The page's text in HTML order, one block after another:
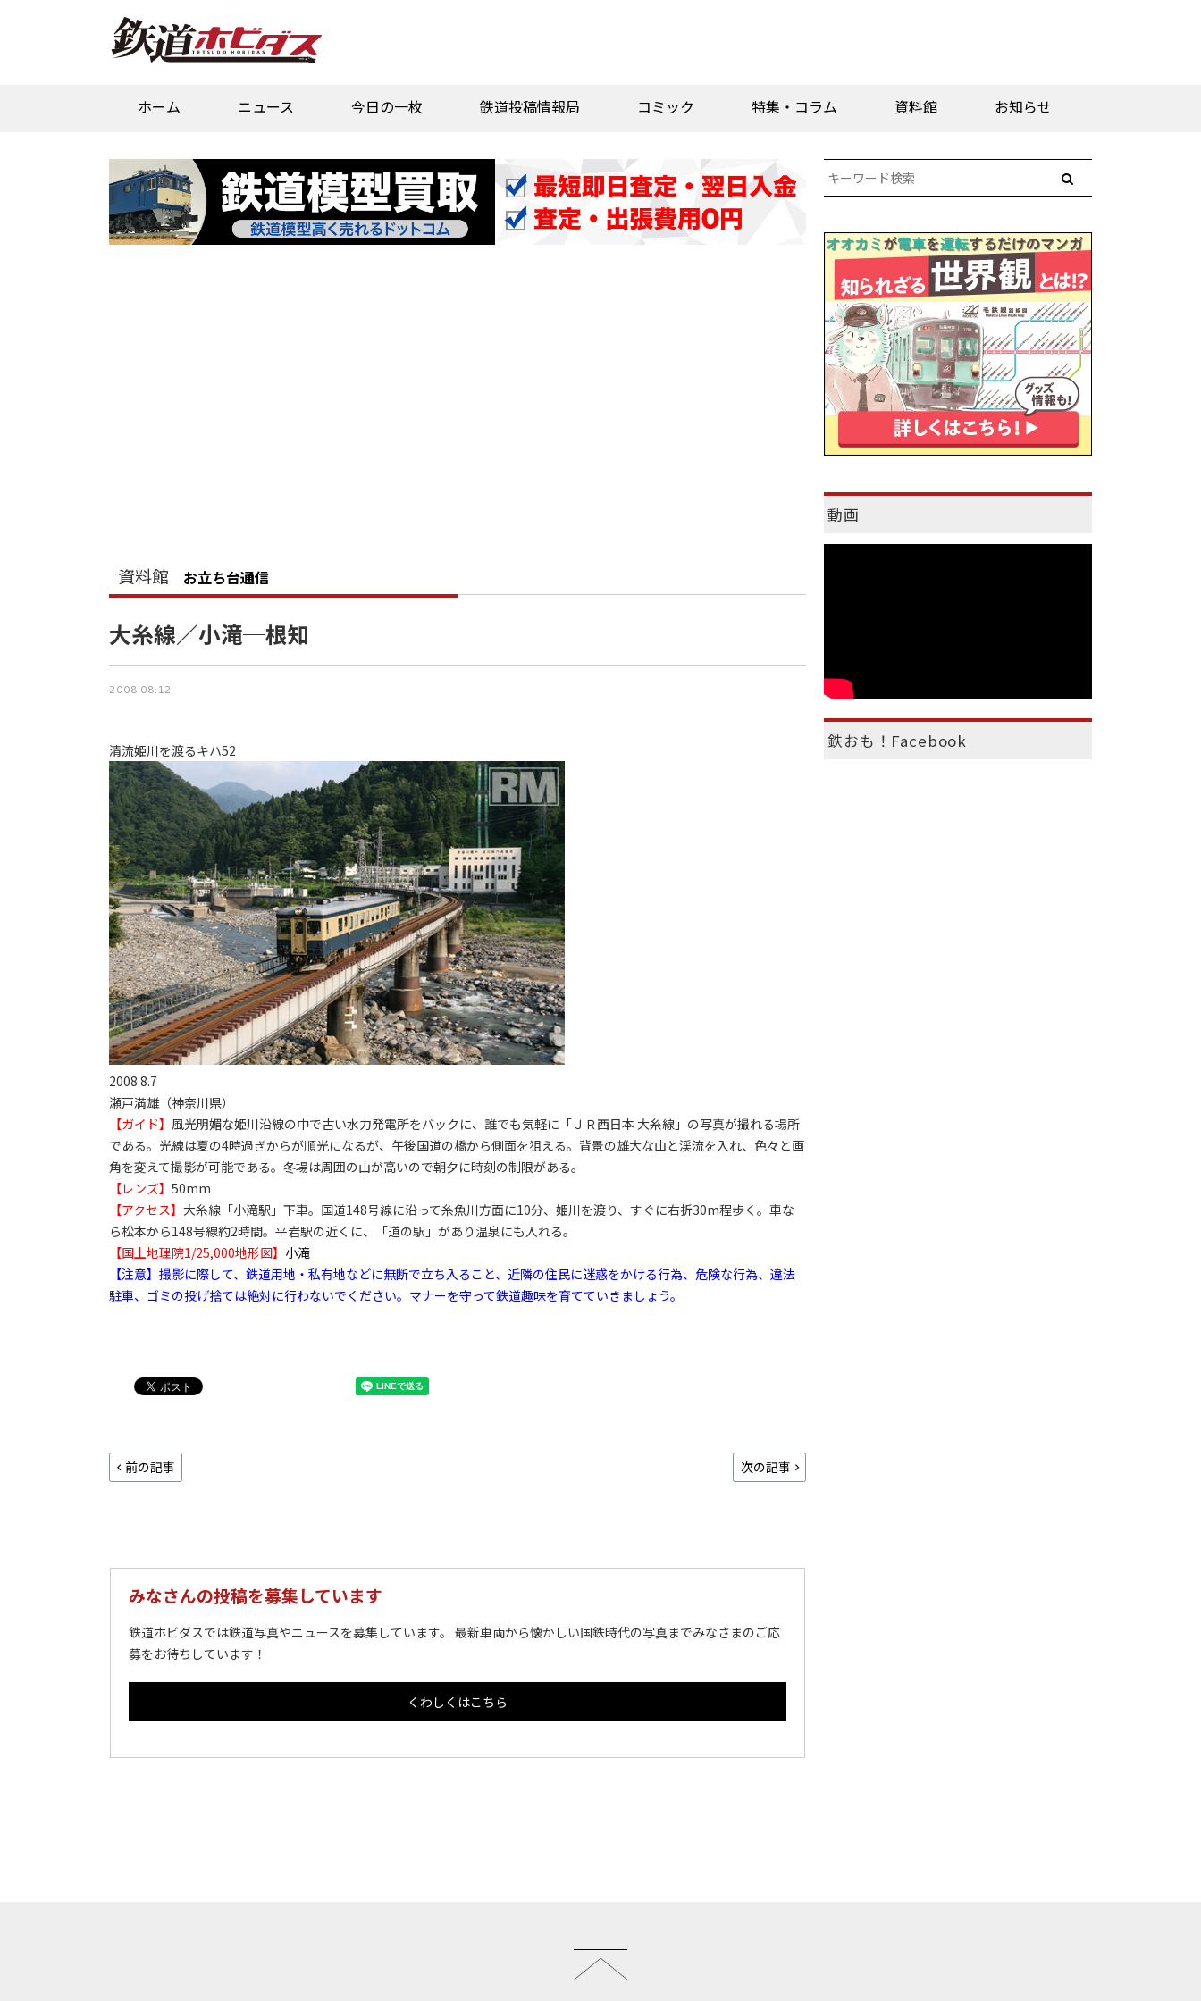
ホーム ニュース 今日の一枚 鉄道投稿情報局 コミック 特集・コラム 資料館 お知らせ
資料館 お立ち台通信
大糸線／小滝─根知
2008.08.12
清流姫川を渡るキハ52
2008.8.7
瀬戸満雄（神奈川県）
【ガイド】 風光明媚な姫川沿線の中で古い水力発電所をバックに、誰でも気軽に「ＪＲ西日本 大糸線」の写真が撮れる場所
である。光線は夏の4時過ぎからが順光になるが、午後国道の橋から側面を狙える。背景の雄大な山と渓流を入れ、色々と画
角を変えて撮影が可能である。冬場は周囲の山が高いので朝夕に時刻の制限がある。
【レンズ】 50mm
【アクセス】 大糸線「小滝駅」下車。国道148号線に沿って糸魚川方面に10分、姫川を渡り、すぐに右折30m程歩く。車な
ら松本から148号線約2時間。平岩駅の近くに、「道の駅」があり温泉にも入れる。
【国土地理院1/25,000地形図】 小滝
【注意】撮影に際して、鉄道用地・私有地などに無断で立ち入ること、近隣の住民に迷惑をかける行為、危険な行為、違法
駐車、ゴミの投げ捨ては絶対に行わないでください。マナーを守って鉄道趣味を育てていきましょう。
前の記事 次の記事
みなさんの投稿を募集しています
鉄道ホビダスでは鉄道写真やニュースを募集しています。 最新車両から懐かしい国鉄時代の写真までみなさまのご応
募をお待ちしています！
くわしくはこちら
動画
鉄おも！Facebook